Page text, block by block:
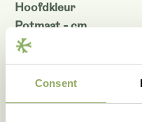
Consent
Hoofdkleur
Potmaat - cm
Bloemmaat
Koudetolerantie 7ºC/